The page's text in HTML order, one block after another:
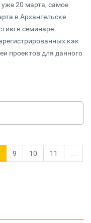
уже 20 марта, самое
в Архангельске
в семинаре
как
проектов для данного
9 10 11